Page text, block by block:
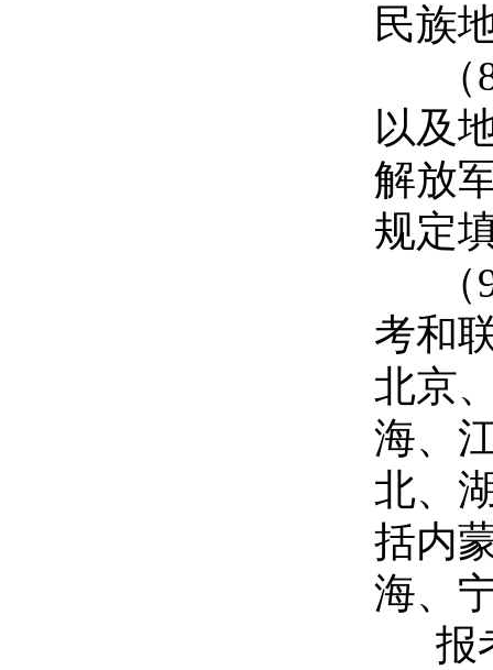
民族
（
以及
解放
规定
（
考和
北京
海、
北、
括内
海、
报